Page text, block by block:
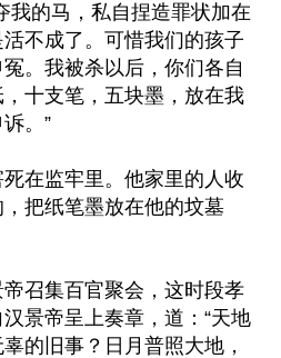
我的马，私自捏造罪状加在
不成了。可惜我们的孩子
。我被杀以后，你们各自
十支笔，五块墨，放在我
。”
在监牢里。他家里的人收
把纸笔墨放在他的坟墓
召集百官聚会，这时段孝
景帝呈上奏章，道：“天地
的旧事？日月普照大地，